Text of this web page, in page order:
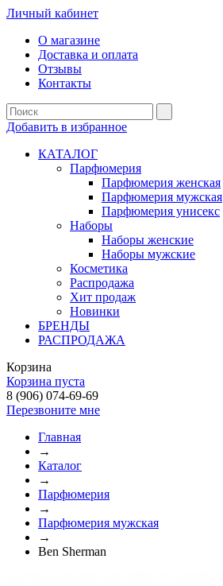
Личный кабинет
О магазине
Доставка и оплата
Отзывы
Контакты
Добавить в избранное
КАТАЛОГ
Парфюмерия
Парфюмерия женская
Парфюмерия мужская
Парфюмерия унисекс
Наборы
Наборы женские
Наборы мужские
Косметика
Распродажа
Хит продаж
Новинки
БРЕНДЫ
РАСПРОДАЖА
Корзина
Корзина пуста
8 (906) 074-69-69
Перезвоните мне
Главная
→
Каталог
→
Парфюмерия
→
Парфюмерия мужская
→
Ben Sherman